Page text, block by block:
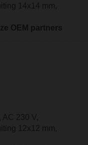
14x14 mm,
OEM partners
230 V,
12x12 mm,